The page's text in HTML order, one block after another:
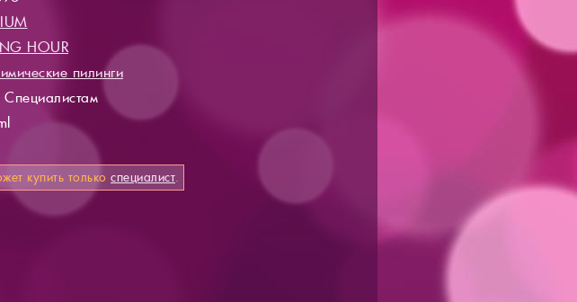
HOUR
пилинги
Специалистам
купить только специалист.